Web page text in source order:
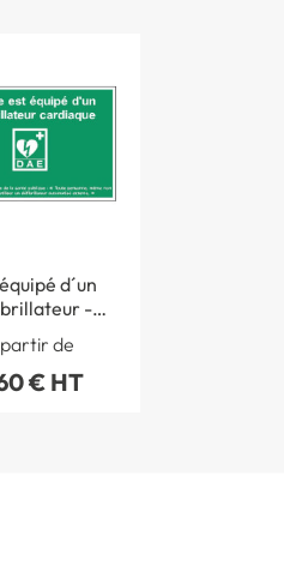
d´un
-
1 de l´Arrêté
ocotbre 2019
2038S
de
€ HT